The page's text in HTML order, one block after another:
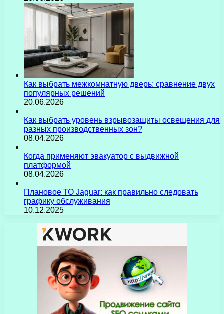
Как выбрать межкомнатную дверь: сравнение двух
популярных решений
20.06.2026
Как выбрать уровень взрывозащиты освещения для
разных производственных зон?
08.04.2026
Когда применяют эвакуатор с выдвижной
платформой
08.04.2026
Плановое ТО Jaguar: как правильно следовать
графику обслуживания
10.12.2025